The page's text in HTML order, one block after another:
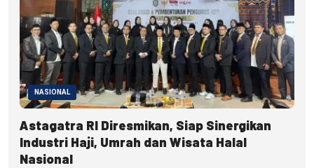
NASIONAL
Astagatra RI Diresmikan, Siap Sinergikan
Industri Haji, Umrah dan Wisata Halal
Nasional